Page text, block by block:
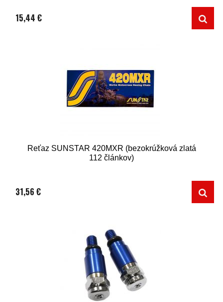
15,44 €
Reťaz SUNSTAR 420MXR (bezokrúžková zlatá
112 článkov)
31,56 €